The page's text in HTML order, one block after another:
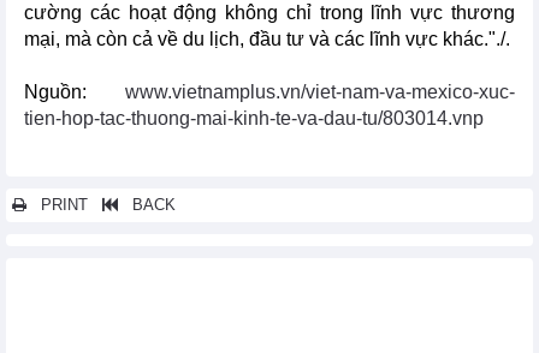
cường các hoạt động không chỉ trong lĩnh vực thương
mại, mà còn cả về du lịch, đầu tư và các lĩnh vực khác."./.
Nguồn: www.vietnamplus.vn/viet-nam-va-mexico-xuc-
tien-hop-tac-thuong-mai-kinh-te-va-dau-tu/803014.vnp
PRINT BACK